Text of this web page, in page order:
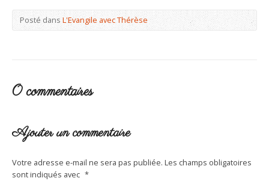
Posté dansL'Evangile avec Thérèse
0 commentaires
Ajouter un commentaire
Votre adresse e-mail ne sera pas publiée. Les champs obligatoires
sont indiqués avec *